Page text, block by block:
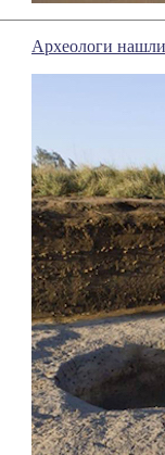
Археологи